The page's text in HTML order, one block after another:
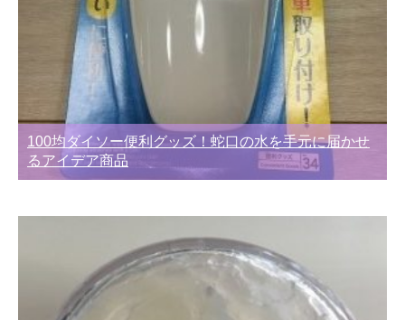
100均ダイソー便利グッズ！蛇口の水を手元に届かせ
るアイデア商品